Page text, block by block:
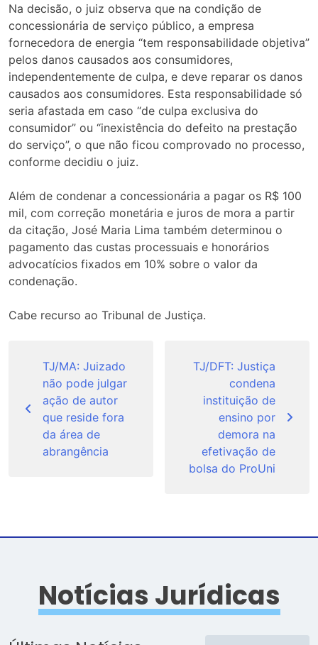
Na decisão, o juiz observa que na condição de
concessionária de serviço público, a empresa
fornecedora de energia “tem responsabilidade objetiva”
pelos danos causados aos consumidores,
independentemente de culpa, e deve reparar os danos
causados aos consumidores. Esta responsabilidade só
seria afastada em caso “de culpa exclusiva do
consumidor” ou “inexistência do defeito na prestação
do serviço”, o que não ficou comprovado no processo,
conforme decidiu o juiz.
Além de condenar a concessionária a pagar os R$ 100
mil, com correção monetária e juros de mora a partir
da citação, José Maria Lima também determinou o
pagamento das custas processuais e honorários
advocatícios fixados em 10% sobre o valor da
condenação.
Cabe recurso ao Tribunal de Justiça.
Post
TJ/MA: Juizado
não pode julgar
ação de autor
que reside fora
da área de
abrangência
TJ/DFT: Justiça
condena
instituição de
ensino por
demora na
efetivação de
bolsa do ProUni
Notícias Jurídicas